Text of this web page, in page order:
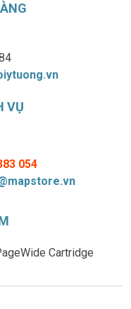
VỤ
054
Cartridge